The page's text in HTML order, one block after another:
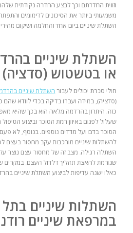
וזווית החדרתם וכך לבצע החדרה נקודתית
משמעותי ביותר את הסיכונים לדימומים
השתלת שיניים ביום אחד והחלמה ושיקום
השתלת שיניים
או בטשטוש (סדציה)
חולי סכרת יכולים לעבור השתלת שיניים
(סדציה), במידה ועברו בדיקה בכדי לוודא
כזה. היתרון בהרדמה מלאה הוא בכך שהיא
שעלול לפגום באיזון רמת הסוכר וביצוע
הסוכר בדם ועל מדדים נוספים. בנוסף, לא פעם
להשתלות שיניים מורכבות עקב מחסור בעצם
השתלה רגילה. מצב זה של מחסור עצם נוצר
שגורמת להאצת תהליך דלדול העצם. במקרים
כאלו ישנה עדיפות לביצוע השתלת שיניים
השתלות שיניים
במרפאת שיניים